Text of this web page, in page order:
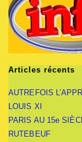
Articles récents
AUTREFOIS
LOUIS XI
PARIS AU 15e
RUTEBEUF